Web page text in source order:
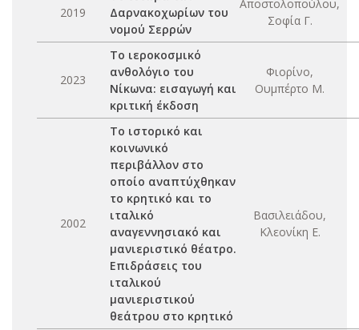
2019
Δαρνακοχωρίων του
νομού Σερρών
Αποστολοπούλου,
Σοφία Γ.
2023
Το ιεροκοσμικό
ανθολόγιο του
Νίκωνα: εισαγωγή και
κριτική έκδοση
Φιορίνο,
Ουμπέρτο Μ.
2002
Το ιστορικό και
κοινωνικό
περιβάλλον στο
οποίο αναπτύχθηκαν
το κρητικό και το
ιταλικό
αναγεννησιακό και
μανιεριστικό θέατρο.
Επιδράσεις του
ιταλικού
μανιεριστικού
θεάτρου στο κρητικό
Βασιλειάδου,
Κλεονίκη Ε.